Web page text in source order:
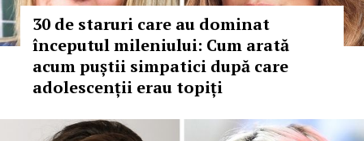
30 de staruri care au dominat
începutul mileniului: Cum arată
acum puștii simpatici după care
adolescenții erau topiți